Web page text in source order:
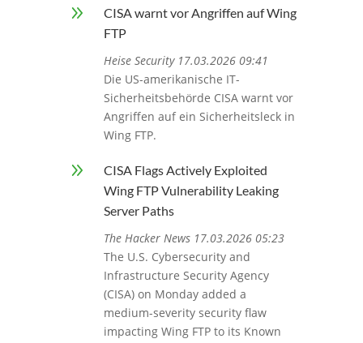
9
CISA warnt vor Angriffen auf Wing
FTP
Heise Security 17.03.2026 09:41
Die US-amerikanische IT-
Sicherheitsbehörde CISA warnt vor
Angriffen auf ein Sicherheitsleck in
Wing FTP.
9
CISA Flags Actively Exploited
Wing FTP Vulnerability Leaking
Server Paths
The Hacker News 17.03.2026 05:23
The U.S. Cybersecurity and
Infrastructure Security Agency
(CISA) on Monday added a
medium-severity security flaw
impacting Wing FTP to its Known